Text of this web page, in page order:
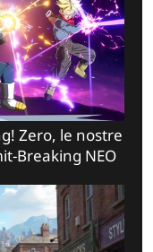
Zero, le nostre
Breaking NEO